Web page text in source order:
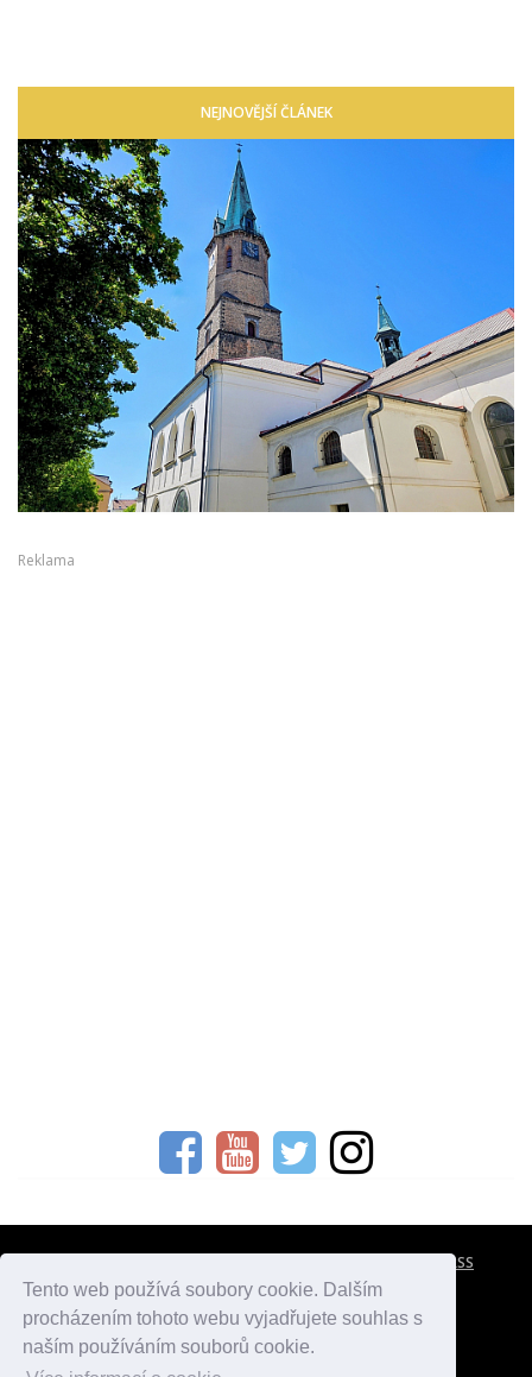
Tento web používá soubory cookie. Dalším
procházením tohoto webu vyjadřujete souhlas s
naším používáním souborů cookie.
NEJNOVĚJŠÍ ČLÁNEK
Reklama
RSS
atlaspamatek.info